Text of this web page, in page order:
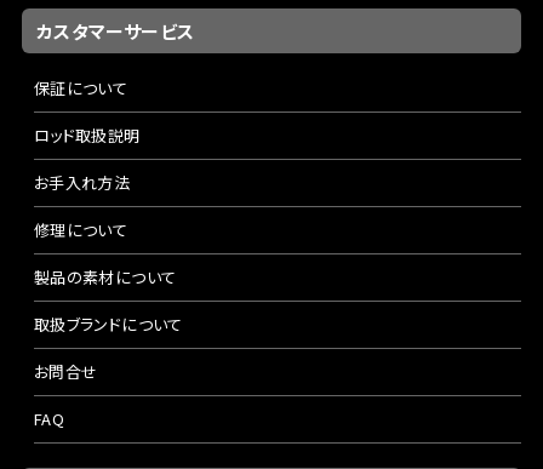
カスタマーサービス
保証について
ロッド取扱説明
お手入れ方法
修理について
製品の素材について
取扱ブランドについて
お問合せ
FAQ